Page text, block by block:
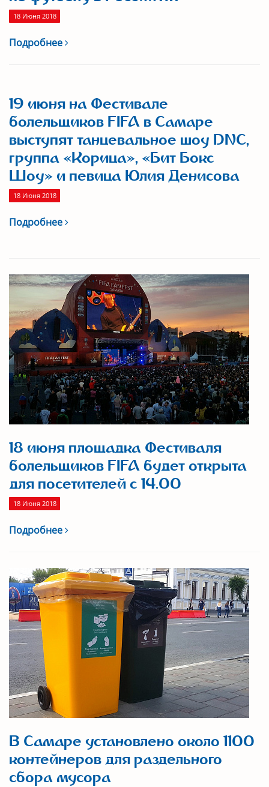
18 Июня 2018
Подробнее
19 июня на Фестивале
болельщиков FIFA в Самаре
выступят танцевальное шоу DNC,
группа «Корица», «Бит Бокс
Шоу» и певица Юлия Денисова
18 Июня 2018
Подробнее
18 июня площадка Фестиваля
болельщиков FIFA будет открыта
для посетителей с 14.00
18 Июня 2018
Подробнее
В Самаре установлено около 1100
контейнеров для раздельного
сбора мусора